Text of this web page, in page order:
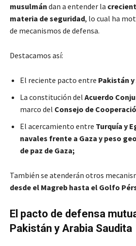
musulmán dan a entender la
materia de seguridad, lo cual ha
de mecanismos de defensa.
Destacamos así:
El reciente pacto entre Pakistán
La constitución del Acuerdo
marco del Consejo de
El acercamiento entre Turquía y
navales frente a Gaza y peso
de paz de Gaza;
También se atenderán otros
desde el Magreb hasta el Golfo
El pacto de defensa
Pakistán y Arabia Saudita